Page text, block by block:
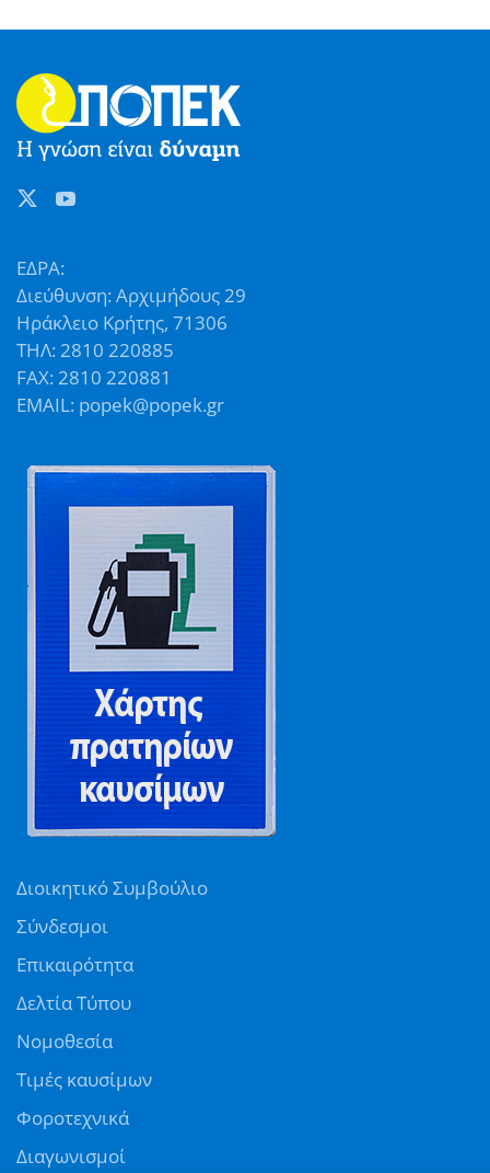
ΕΔΡΑ:
Διεύθυνση: Αρχιμήδους 29
Ηράκλειο Κρήτης, 71306
ΤΗΛ: 2810 220885
FAX: 2810 220881
EMAIL: popek@popek.gr
Διοικητικό Συμβούλιο
Σύνδεσμοι
Επικαιρότητα
Δελτία Τύπου
Νομοθεσία
Τιμές καυσίμων
Φοροτεχνικά
Διαγωνισμοί